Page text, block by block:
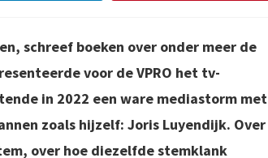
schreef boeken over onder meer de
voor de VPRO het tv-
in 2022 een ware mediastorm met
zoals hijzelf: Joris Luyendijk. Over
over hoe diezelfde stemklank